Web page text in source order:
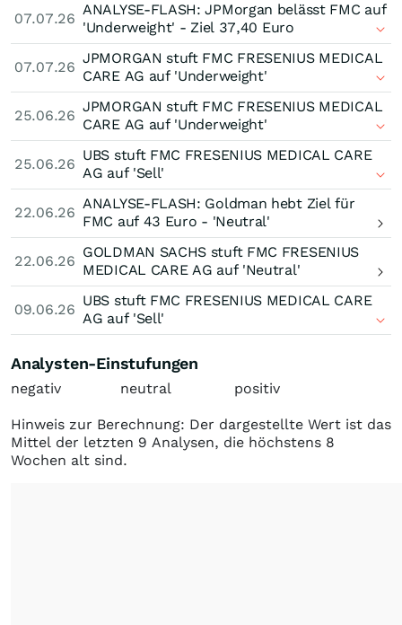
07.07.26
ANALYSE-FLASH: JPMorgan belässt FMC auf
'Underweight' - Ziel 37,40 Euro
07.07.26
JPMORGAN stuft FMC FRESENIUS MEDICAL
CARE AG auf 'Underweight'
25.06.26
JPMORGAN stuft FMC FRESENIUS MEDICAL
CARE AG auf 'Underweight'
25.06.26
UBS stuft FMC FRESENIUS MEDICAL CARE
AG auf 'Sell'
22.06.26
ANALYSE-FLASH: Goldman hebt Ziel für
FMC auf 43 Euro - 'Neutral'
22.06.26
GOLDMAN SACHS stuft FMC FRESENIUS
MEDICAL CARE AG auf 'Neutral'
09.06.26
UBS stuft FMC FRESENIUS MEDICAL CARE
AG auf 'Sell'
Analysten-Einstufungen
negativ neutral positiv
Hinweis zur Berechnung: Der dargestellte Wert ist das
Mittel der letzten 9 Analysen, die höchstens 8
Wochen alt sind.